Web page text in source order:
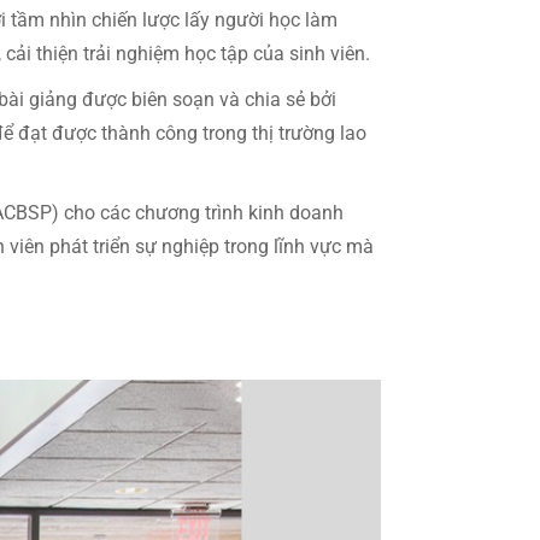
tầm nhìn chiến lược lấy người học làm
thiện trải nghiệm học tập của sinh viên.
giảng được biên soạn và chia sẻ bởi
đạt được thành công trong thị trường lao
cho các chương trình kinh doanh
phát triển sự nghiệp trong lĩnh vực mà